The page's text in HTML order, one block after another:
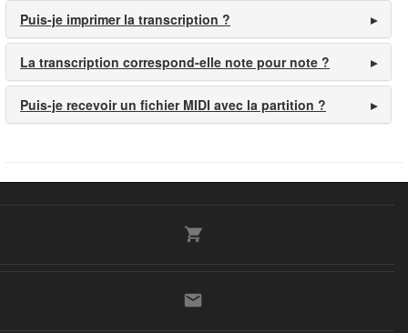
Puis-je imprimer la transcription ?
La transcription correspond-elle note pour note ?
Puis-je recevoir un fichier MIDI avec la partition ?